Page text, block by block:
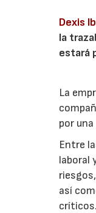
Dexis
la
estará
La
por
Entre
laboral
así
críticos.